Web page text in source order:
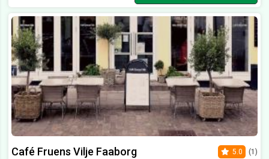
Café Fruens Vilje Faaborg 5.0 (1)